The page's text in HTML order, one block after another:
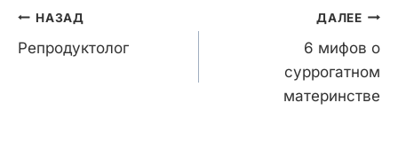
Навигация
по
НАЗАД
Репродуктолог
ДАЛЕЕ
6 мифов о
суррогатном
материнстве